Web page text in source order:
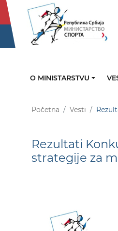
O MINISTARSTVU
Početna Vesti
Rezultati
strategije za